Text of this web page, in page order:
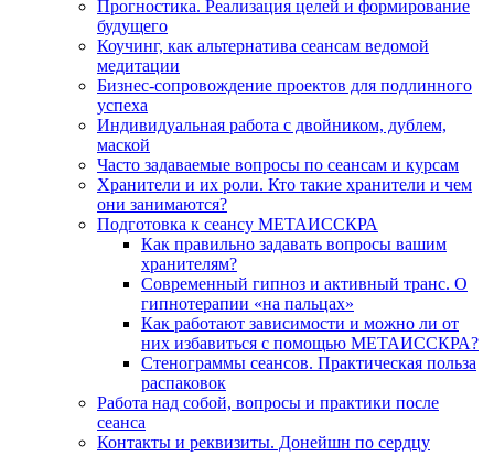
Прогностика. Реализация целей и формирование
будущего
Коучинг, как альтернатива сеансам ведомой
медитации
Бизнес-сопровождение проектов для подлинного
успеха
Индивидуальная работа с двойником, дублем,
маской
Часто задаваемые вопросы по сеансам и курсам
Хранители и их роли. Кто такие хранители и чем
они занимаются?
Подготовка к сеансу МЕТАИССКРА
Как правильно задавать вопросы вашим
хранителям?
Современный гипноз и активный транс. О
гипнотерапии «на пальцах»
Как работают зависимости и можно ли от
них избавиться с помощью МЕТАИССКРА?
Стенограммы сеансов. Практическая польза
распаковок
Работа над собой, вопросы и практики после
сеанса
Контакты и реквизиты. Донейшн по сердцу